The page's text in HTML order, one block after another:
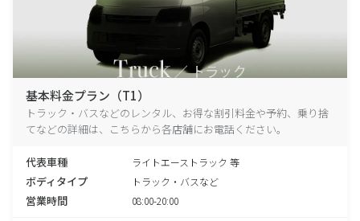
基本料金プラン（T1）
トラック・バスなどのレンタル、お得な割引料金や予約、乗り捨
てなどの詳細は、こちらから各店舗にお電話ください。
代表車種 ライトエーストラック 等
ボディタイプ トラック・バスなど
営業時間 08:00-20:00